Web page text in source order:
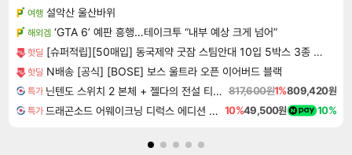
여행 설악산 울산바위
해외겜 ‘GTA 6’ 예판 흥행…테이크투 “내부 예상 크게 넘어”
핫딜 [슈퍼적립][50매입] 동국제약 굿잠 스팀안대 10입 5박스 3종 택1 / 수면 온열안대 눈찜질안대 발열 일회용 아이마스크
핫딜 N배송 [공식] [BOSE] 보스 울트라 오픈 이어버드 블랙
특가 닌텐도 스위치 2 본체 + 젤다의 전설 티어스 오브 더 킹덤 닌텐도 스위치 2 에디션 + 젤다의 전설 브레스 오브 더 와일드 닌텐도 스위치 2 에디션 번들 817,600원1%809,420원
특가 드래곤소드 어웨이크닝 디럭스 에디션 DragonSword Awakening Deluxe Edition 10%49,500원 10%